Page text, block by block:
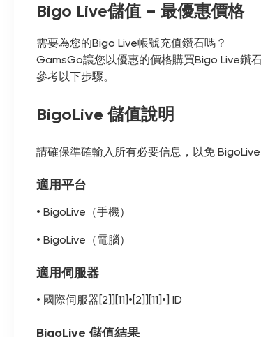
Bigo Live儲值 – 最優惠價格
需要為您的Bigo Live帳號充值鑽石嗎？
GamsGo讓您以優惠的價格購買Bigo Live鑽
參考以下步驟。
BigoLive 儲值說明
請確保準確輸入所有必要信息，以免 BigoLive
適用平台
• BigoLive（手機）
• BigoLive（電腦）
適用伺服器
• 國際伺服器[2]][11]•[2]][11]•] ID
BigoLive 儲值結果